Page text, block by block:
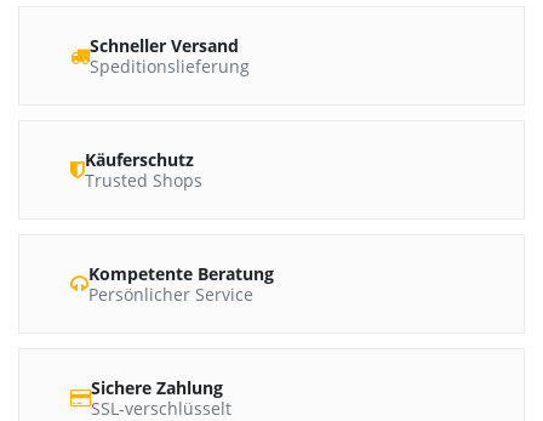
Schneller Versand
Speditionslieferung
Käuferschutz
Trusted Shops
Kompetente Beratung
Persönlicher Service
Sichere Zahlung
SSL-verschlüsselt